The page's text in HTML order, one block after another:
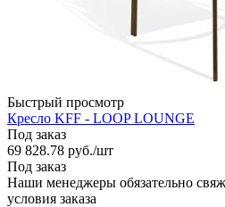
Быстрый просмотр
Кресло KFF - LOOP LOUNGE
Под заказ
69 828.78 руб./шт
Под заказ
Наши менеджеры обязательно
условия заказа